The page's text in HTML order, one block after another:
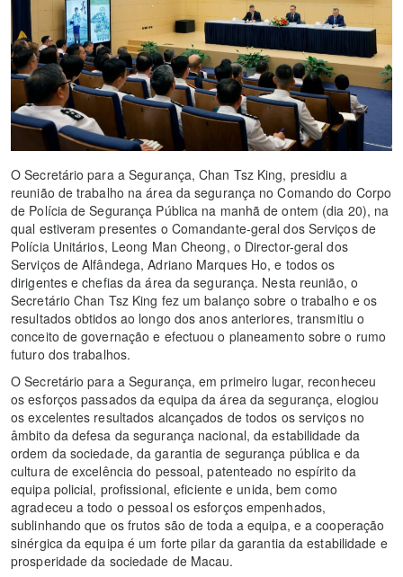
O Secretário para a Segurança, Chan Tsz King, presidiu a
reunião de trabalho na área da segurança no Comando do Corpo
de Polícia de Segurança Pública na manhã de ontem (dia 20), na
qual estiveram presentes o Comandante-geral dos Serviços de
Polícia Unitários, Leong Man Cheong, o Director-geral dos
Serviços de Alfândega, Adriano Marques Ho, e todos os
dirigentes e chefias da área da segurança. Nesta reunião, o
Secretário Chan Tsz King fez um balanço sobre o trabalho e os
resultados obtidos ao longo dos anos anteriores, transmitiu o
conceito de governação e efectuou o planeamento sobre o rumo
futuro dos trabalhos.
O Secretário para a Segurança, em primeiro lugar, reconheceu
os esforços passados da equipa da área da segurança, elogiou
os excelentes resultados alcançados de todos os serviços no
âmbito da defesa da segurança nacional, da estabilidade da
ordem da sociedade, da garantia de segurança pública e da
cultura de excelência do pessoal, patenteado no espírito da
equipa policial, profissional, eficiente e unida, bem como
agradeceu a todo o pessoal os esforços empenhados,
sublinhando que os frutos são de toda a equipa, e a cooperação
sinérgica da equipa é um forte pilar da garantia da estabilidade e
prosperidade da sociedade de Macau.